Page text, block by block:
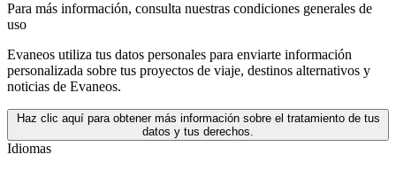
Para más información, consulta nuestras condiciones generales de
uso
Evaneos utiliza tus datos personales para enviarte información
personalizada sobre tus proyectos de viaje, destinos alternativos y
noticias de Evaneos.
Haz clic aquí para obtener más información sobre el tratamiento de tus
datos y tus derechos.
Idiomas